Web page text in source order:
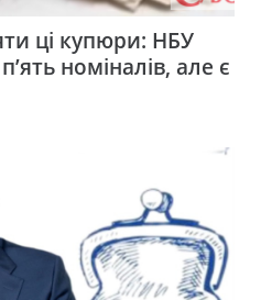
ці купюри: НБУ
номіналів, але є